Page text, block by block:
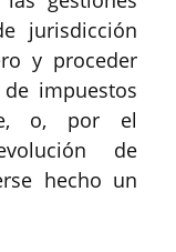
jurisdicción
y proceder
impuestos
o, por el
de
hecho un